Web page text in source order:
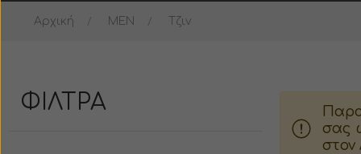
Αρχική MEN Τζιν
ΦΙΛΤΡΑ
σας
Μπουφάν
Παλτό
Μπουστάκι
Ταγέρ